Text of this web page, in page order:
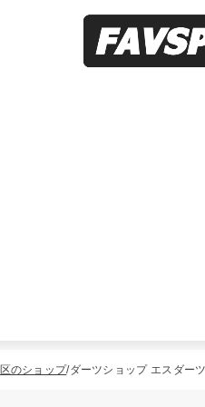
のショップ ダーツショップ エスダー